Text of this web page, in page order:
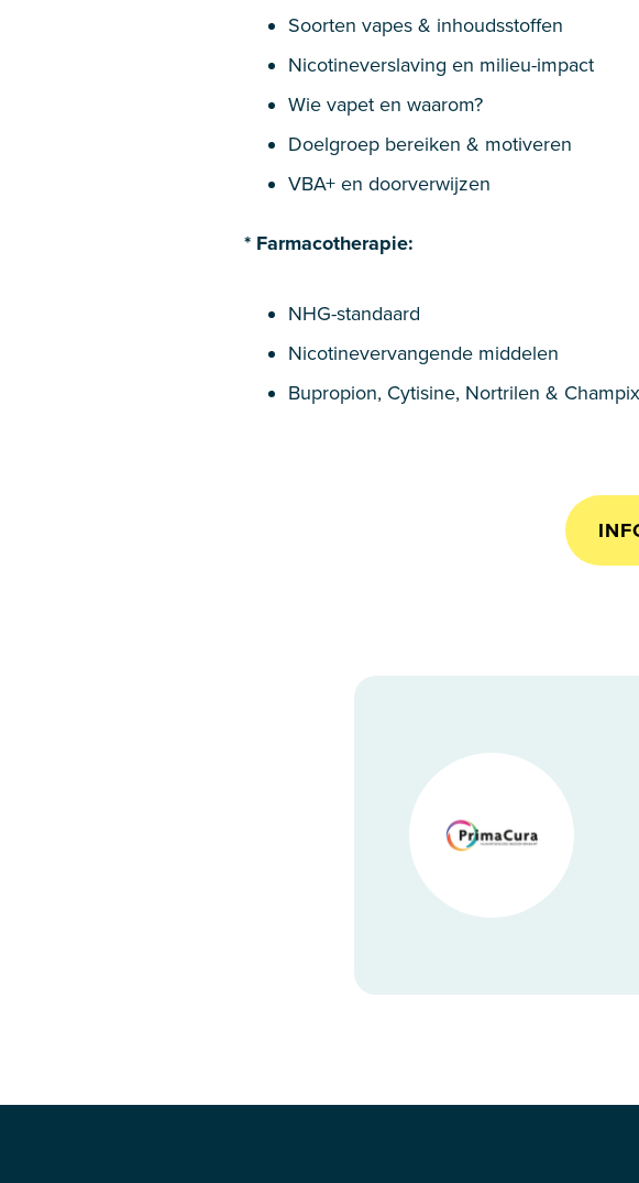
Soorten vapes & inhoudsstoffen
Nicotineverslaving en milieu-impact
Wie vapet en waarom?
Doelgroep bereiken & motiveren
VBA+ en doorverwijzen
* Farmacotherapie:
NHG-standaard
Nicotinevervangende middelen
Bupropion, Cytisine, Nortrilen & Champix